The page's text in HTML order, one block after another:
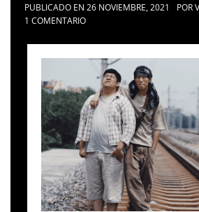
PUBLICADO EN 26 NOVIEMBRE, 2021 POR
1 COMENTARIO